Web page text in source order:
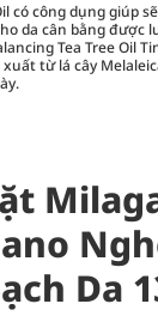
có công dụng giúp
da cân bằng được
Tea Tree Oil
từ lá cây
Da